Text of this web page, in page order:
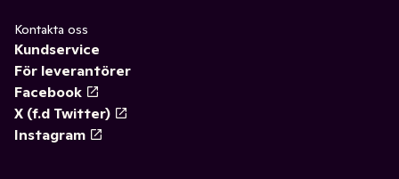
Kontakta oss
Kundservice
För leverantörer
Facebook
X (f.d Twitter)
Instagram